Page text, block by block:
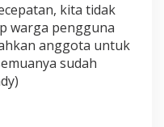
kita tidak
warga pengguna
anggota untuk
sudah